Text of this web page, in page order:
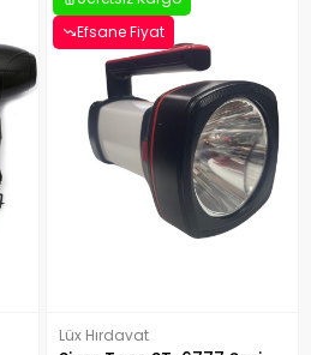
Efsane Fiyat
Lüx Hırdavat